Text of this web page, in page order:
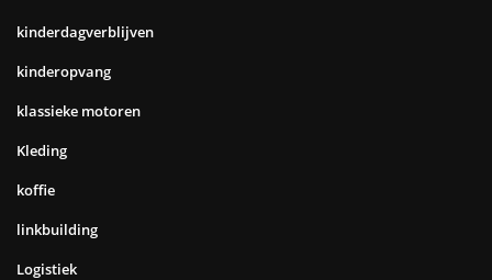
kinderdagverblijven
kinderopvang
klassieke motoren
Kleding
koffie
linkbuilding
Logistiek